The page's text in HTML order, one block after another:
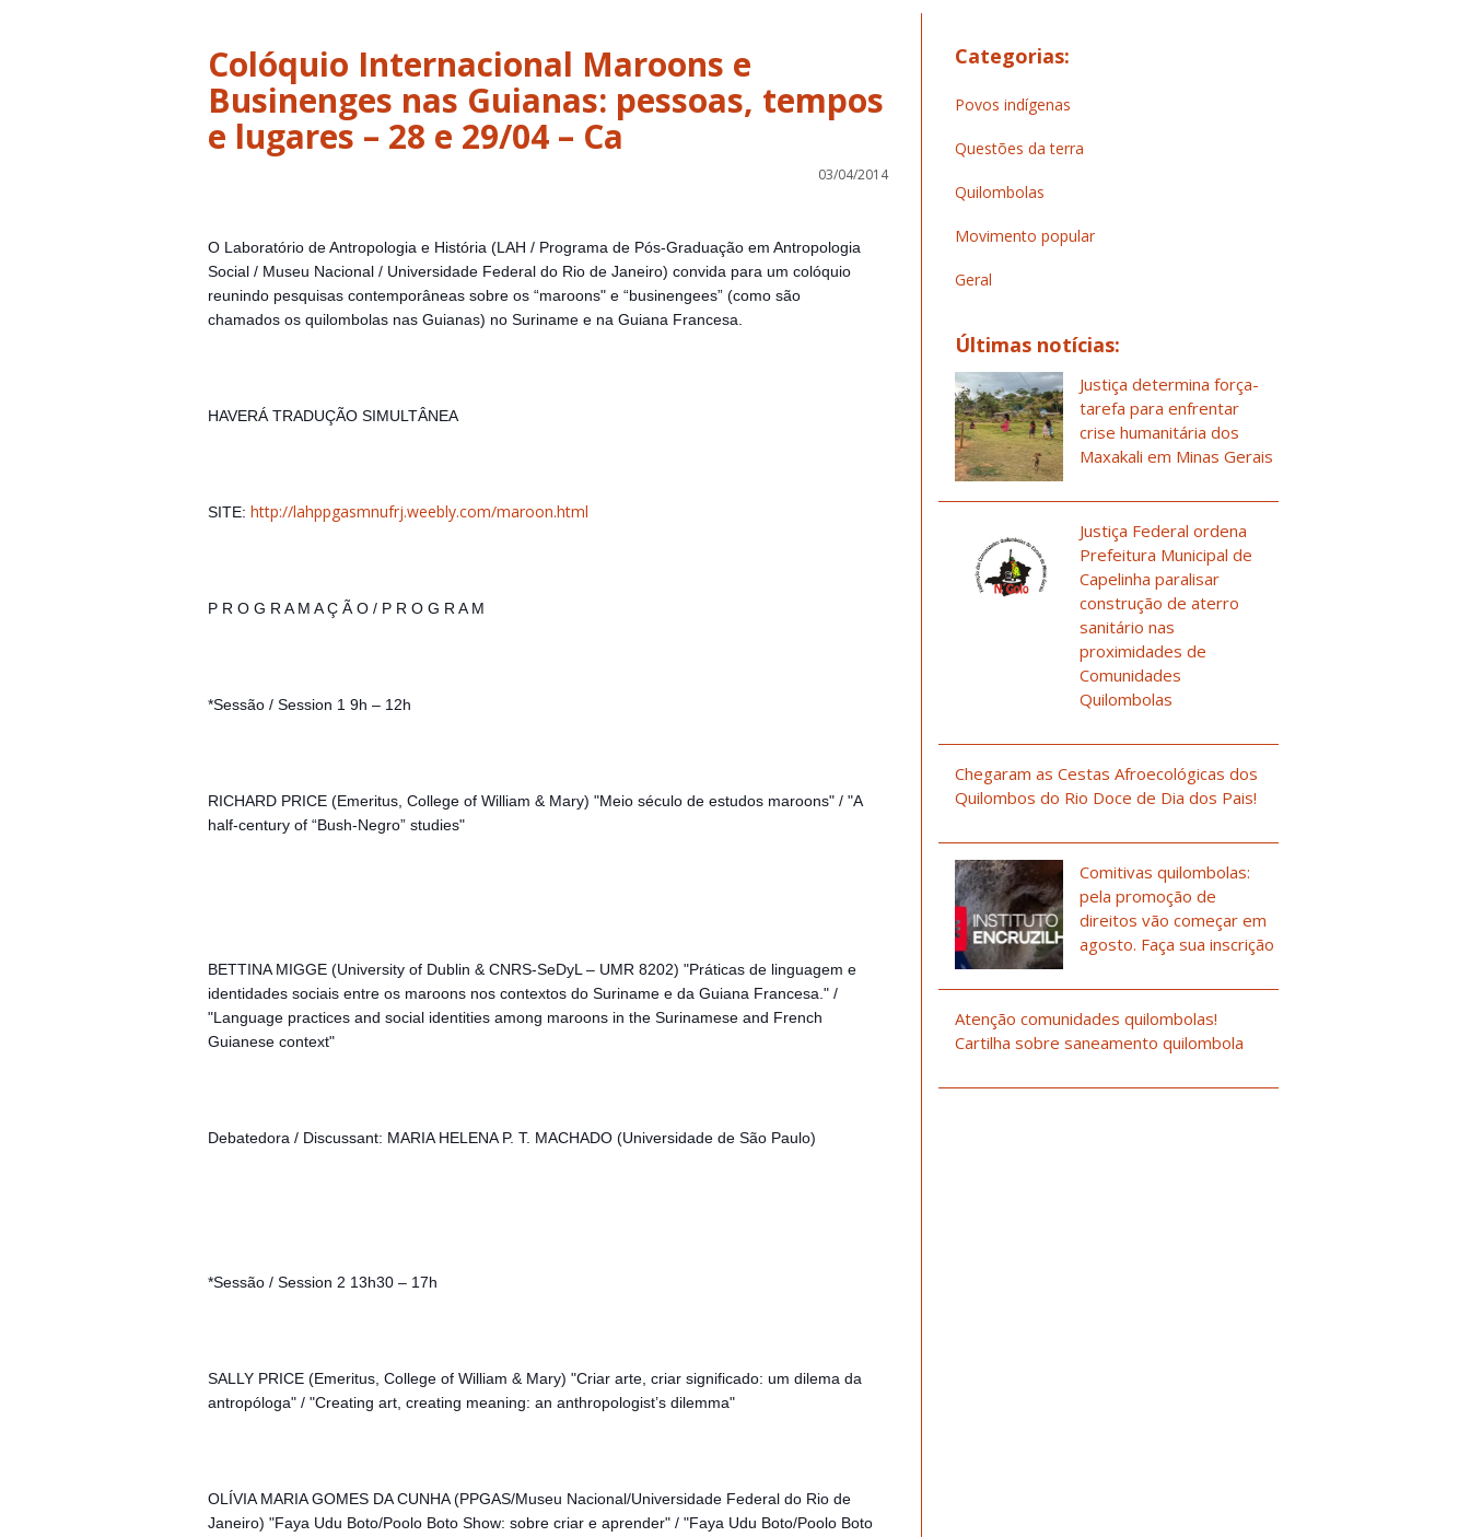
Colóquio Internacional Maroons e
Businenges nas Guianas: pessoas, tempos
e lugares – 28 e 29/04 – Ca
03/04/2014
O Laboratório de Antropologia e História (LAH / Programa de Pós-Graduação em Antropologia
Social / Museu Nacional / Universidade Federal do Rio de Janeiro) convida para um colóquio
reunindo pesquisas contemporâneas sobre os “maroons" e “businengees” (como são
chamados os quilombolas nas Guianas) no Suriname e na Guiana Francesa.
HAVERÁ TRADUÇÃO SIMULTÂNEA
SITE: http://lahppgasmnufrj.weebly.com/maroon.html
P R O G R A M A Ç Ã O / P R O G R A M
*Sessão / Session 1 9h – 12h
RICHARD PRICE (Emeritus, College of William & Mary) "Meio século de estudos maroons" / "A
half-century of “Bush-Negro” studies"
BETTINA MIGGE (University of Dublin & CNRS-SeDyL – UMR 8202) "Práticas de linguagem e
identidades sociais entre os maroons nos contextos do Suriname e da Guiana Francesa." /
"Language practices and social identities among maroons in the Surinamese and French
Guianese context"
Debatedora / Discussant: MARIA HELENA P. T. MACHADO (Universidade de São Paulo)
*Sessão / Session 2 13h30 – 17h
SALLY PRICE (Emeritus, College of William & Mary) "Criar arte, criar significado: um dilema da
antropóloga" / "Creating art, creating meaning: an anthropologist’s dilemma"
OLÍVIA MARIA GOMES DA CUNHA (PPGAS/Museu Nacional/Universidade Federal do Rio de
Janeiro) "Faya Udu Boto/Poolo Boto Show: sobre criar e aprender" / "Faya Udu Boto/Poolo Boto
Categorias:
Povos indígenas
Questões da terra
Quilombolas
Movimento popular
Geral
Últimas notícias:
Justiça determina força-
tarefa para enfrentar
crise humanitária dos
Maxakali em Minas Gerais
Justiça Federal ordena
Prefeitura Municipal de
Capelinha paralisar
construção de aterro
sanitário nas
proximidades de
Comunidades
Quilombolas
Chegaram as Cestas Afroecológicas dos
Quilombos do Rio Doce de Dia dos Pais!
Comitivas quilombolas:
pela promoção de
direitos vão começar em
agosto. Faça sua inscrição
Atenção comunidades quilombolas!
Cartilha sobre saneamento quilombola